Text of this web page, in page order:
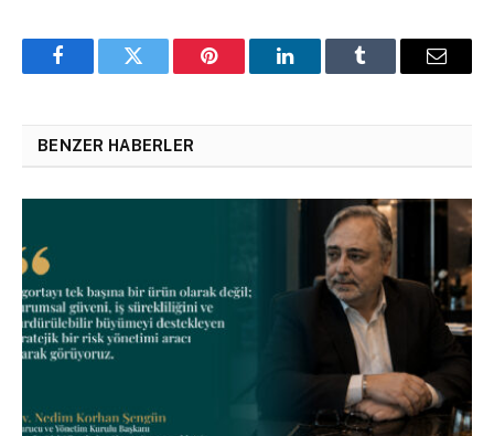
FacebookTwitter Pinterest LinkedInTumblr Email
BENZER HABERLER